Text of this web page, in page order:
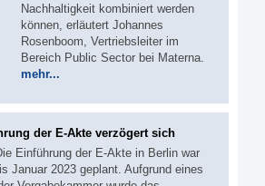
Nachhaltigkeit kombiniert werden
können, erläutert Johannes
Rosenboom, Vertriebsleiter im
Bereich Public Sector bei Materna.
mehr...
der E-Akte verzögert sich
Einführung der E-Akte in Berlin war
Januar 2023 geplant. Aufgrund eines